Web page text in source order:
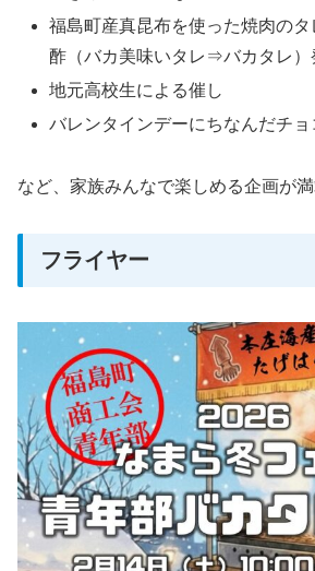
福島町産真昆布を使った焼肉の
酢（バカ美味いタレ⇒バカタレ）
地元高校生による催し
バレンタインデーにちなんだチ
など、家族みんなで楽しめる企画が満
フライヤー